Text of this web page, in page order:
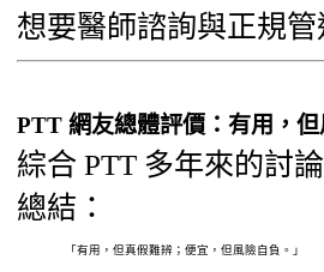
想要醫師諮詢與正規管
PTT 網友總體評價：有用，
綜合 PTT 多年來的討
總結：
「有用，但真假難辨；便宜，但風險自負。」